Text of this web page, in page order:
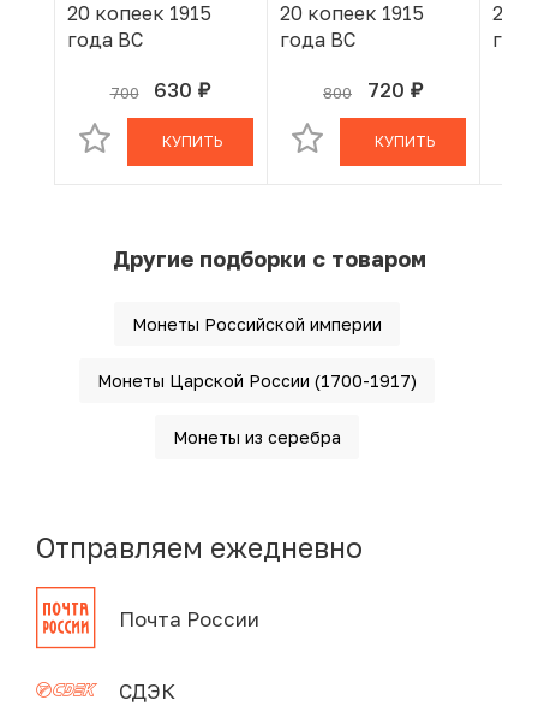
20 копеек 1915
года ВС
700 630 руб.
В КОРЗИНЕ
КУПИТЬ
20 копеек 1915
года ВС
800 720 руб.
В КОРЗИНЕ
КУПИТЬ
20
Другие подборки с товаром
Монеты Российской империи
Монеты Царской России (1700-1917)
Монеты из серебра
Отправляем ежедневно
Почта России
СДЭК